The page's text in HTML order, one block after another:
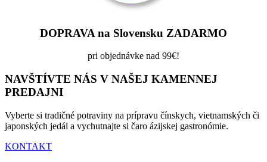
DOPRAVA na Slovensku ZADARMO
pri objednávke nad 99€!
NAVŠTÍVTE NÁS V NAŠEJ KAMENNEJ
PREDAJNI
Vyberte si tradičné potraviny na prípravu čínskych, vietnamských či
japonských jedál a vychutnajte si čaro ázijskej gastronómie.
KONTAKT